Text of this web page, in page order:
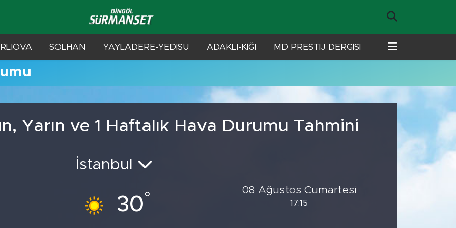
SOLHAN YAYLADERE-YEDİSU ADAKLI-KİĞI MD PRESTİJ DERGİSİ
Yarın ve 1 Haftalık Hava Durumu Tahmini
İstanbul
30°
08 Ağustos Cumartesi
17:15